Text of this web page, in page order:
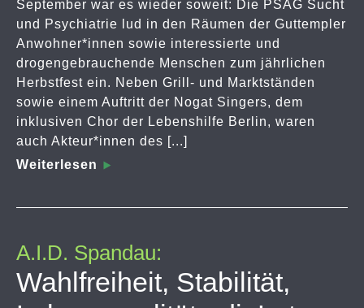
September war es wieder soweit: Die PSAG Sucht
und Psychiatrie lud in den Räumen der Guttempler
Anwohner*innen sowie interessierte und
drogengebrauchende Menschen zum jährlichen
Herbstfest ein. Neben Grill- und Marktständen
sowie einem Auftritt der Nogat Singers, dem
inklusiven Chor der Lebenshilfe Berlin, waren
auch Akteur*innen des [...]
Weiterlesen
A.I.D. Spandau:
Wahlfreiheit, Stabilität,